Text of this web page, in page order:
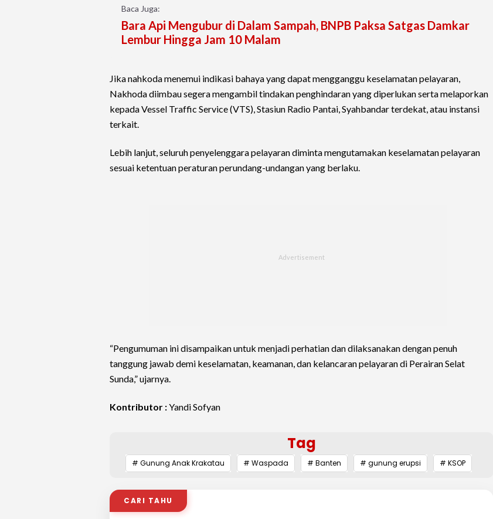
Baca Juga:
Bara Api Mengubur di Dalam Sampah, BNPB Paksa Satgas Damkar
Lembur Hingga Jam 10 Malam
Jika nahkoda menemui indikasi bahaya yang dapat mengganggu keselamatan pelayaran,
Nakhoda diimbau segera mengambil tindakan penghindaran yang diperlukan serta melaporkan
kepada Vessel Traffic Service (VTS), Stasiun Radio Pantai, Syahbandar terdekat, atau instansi
terkait.
Lebih lanjut, seluruh penyelenggara pelayaran diminta mengutamakan keselamatan pelayaran
sesuai ketentuan peraturan perundang-undangan yang berlaku.
“Pengumuman ini disampaikan untuk menjadi perhatian dan dilaksanakan dengan penuh
tanggung jawab demi keselamatan, keamanan, dan kelancaran pelayaran di Perairan Selat
Sunda,” ujarnya.
Kontributor :Yandi Sofyan
Tag
# Gunung Anak Krakatau # Waspada # Banten # gunung erupsi # KSOP
CARI TAHU